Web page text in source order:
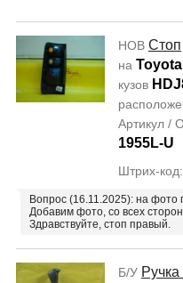
НОВ Стоп
на
кузов
Артикул /
1955L-U
Штрих-
Вопрос (16.11.2025): на
Добавим фото, со всех
Здравствуйте, стоп правый.
Б/У